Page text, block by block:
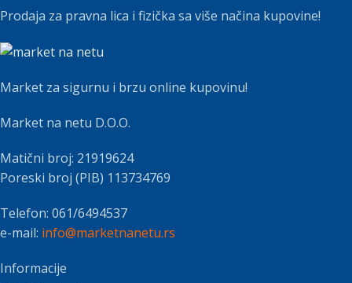
Prodaja za pravna lica i fizička sa više načina kupovine!
Market za sigurnu i brzu online kupovinu!
Market na netu D.O.O.
Matični broj: 21919624
Poreski broj (PIB) 113734769
Telefon: 061/6494537
e-mail: info@marketnanetu.rs
Informacije